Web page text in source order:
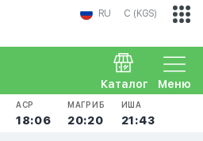
RU С (KGS)
Меню
Каталог
АСР
18:06
МАГРИБ
20:20
ИША
21:43